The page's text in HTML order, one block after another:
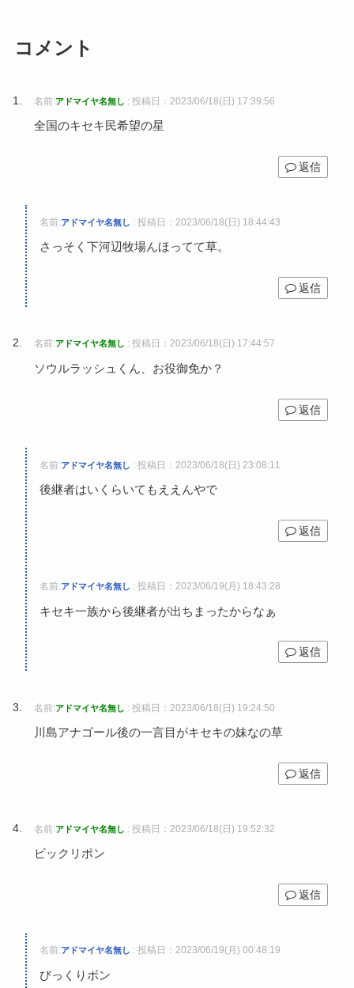
コメント
名前:アドマイヤ名無し : 投稿日：2023/06/18(日) 17:39:56
全国のキセキ民希望の星
返信
名前:アドマイヤ名無し : 投稿日：2023/06/18(日) 18:44:43
さっそく下河辺牧場んほってて草。
返信
名前:アドマイヤ名無し : 投稿日：2023/06/18(日) 17:44:57
ソウルラッシュくん、お役御免か？
返信
名前:アドマイヤ名無し : 投稿日：2023/06/18(日) 23:08:11
後継者はいくらいてもええんやで
返信
名前:アドマイヤ名無し : 投稿日：2023/06/19(月) 18:43:28
キセキ一族から後継者が出ちまったからなぁ
返信
名前:アドマイヤ名無し : 投稿日：2023/06/18(日) 19:24:50
川島アナゴール後の一言目がキセキの妹なの草
返信
名前:アドマイヤ名無し : 投稿日：2023/06/18(日) 19:52:32
ビックリポン
返信
名前:アドマイヤ名無し : 投稿日：2023/06/19(月) 00:48:19
びっくりボン